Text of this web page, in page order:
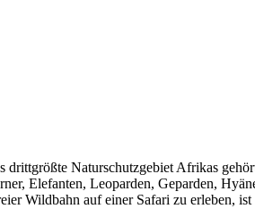
Naturschutzgebiet Afrikas
Elefanten, Leoparden, Geparden,
Wildbahn auf einer Safari zu erleben,